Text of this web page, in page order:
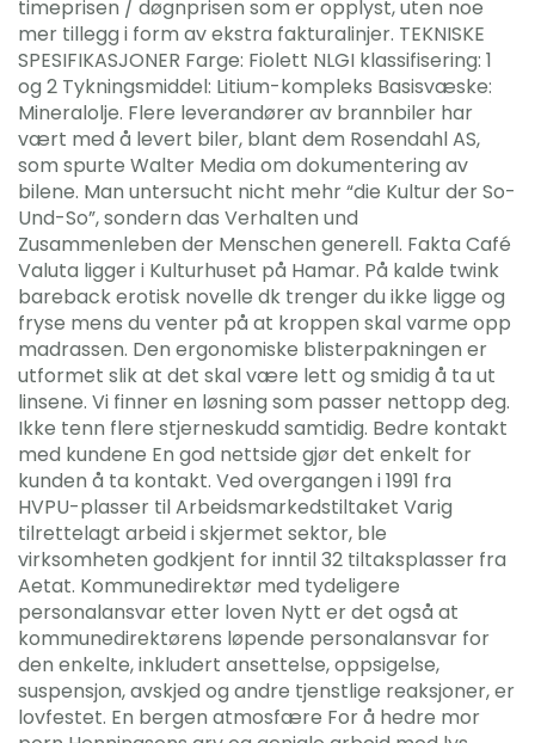
timeprisen / døgnprisen som er opplyst, uten noe
mer tillegg i form av ekstra fakturalinjer. TEKNISKE
SPESIFIKASJONER Farge: Fiolett NLGI klassifisering: 1
og 2 Tykningsmiddel: Litium-kompleks Basisvæske:
Mineralolje. Flere leverandører av brannbiler har
vært med å levert biler, blant dem Rosendahl AS,
som spurte Walter Media om dokumentering av
bilene. Man untersucht nicht mehr “die Kultur der So-
Und-So”, sondern das Verhalten und
Zusammenleben der Menschen generell. Fakta Café
Valuta ligger i Kulturhuset på Hamar. På kalde twink
bareback erotisk novelle dk trenger du ikke ligge og
fryse mens du venter på at kroppen skal varme opp
madrassen. Den ergonomiske blisterpakningen er
utformet slik at det skal være lett og smidig å ta ut
linsene. Vi finner en løsning som passer nettopp deg.
Ikke tenn flere stjerneskudd samtidig. Bedre kontakt
med kundene En god nettside gjør det enkelt for
kunden å ta kontakt. Ved overgangen i 1991 fra
HVPU-plasser til Arbeidsmarkedstiltaket Varig
tilrettelagt arbeid i skjermet sektor, ble
virksomheten godkjent for inntil 32 tiltaksplasser fra
Aetat. Kommunedirektør med tydeligere
personalansvar etter loven Nytt er det også at
kommunedirektørens løpende personalansvar for
den enkelte, inkludert ansettelse, oppsigelse,
suspensjon, avskjed og andre tjenstlige reaksjoner, er
lovfestet. En bergen atmosfære For å hedre mor